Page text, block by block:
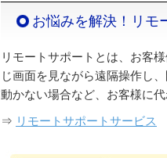
お悩みを解決！リモ
リモートサポートとは、お客
じ画面を見ながら遠隔操作し
動かない場合など、お客様に
⇒ リモートサポートサービス